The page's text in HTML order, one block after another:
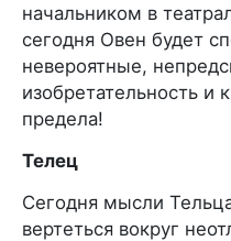
начальником в
сегодня Овен будет
невероятные,
изобретательность и
предела!
Телец
Сегодня мысли
вертеться вокруг